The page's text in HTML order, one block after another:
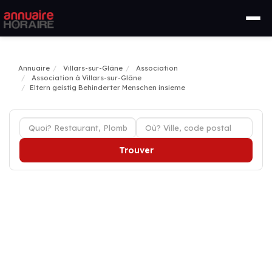
Annuaire Villars-sur-Glâne
Association
Association à Villars-sur-Glâne
Eltern geistig Behinderter Menschen insieme
Trouver